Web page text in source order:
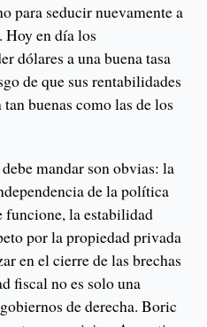
para seducir nuevamente a
Hoy en día los
dólares a una buena tasa
de que sus rentabilidades
buenas como las de los
mandar son obvias: la
de la política
funcione, la estabilidad
por la propiedad privada
en el cierre de las brechas
fiscal no es solo una
de derecha. Boric